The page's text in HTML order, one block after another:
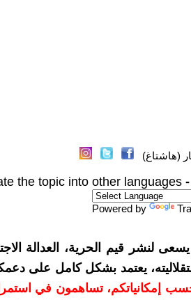
(هاشتاغ)
the topic into other languages
Powered by
لنشر قيم الحرية، العدالة
يعتمد بشكل كامل على
أو أكثر حسب إمكانياتكم، تساهمون في